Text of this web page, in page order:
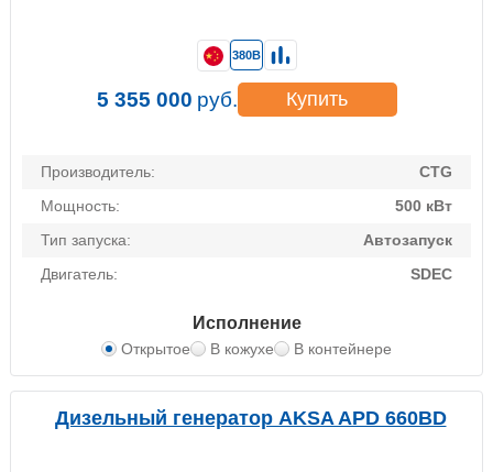
Производитель:
CTG
Мощность:
500 кВт
Тип запуска:
Автозапуск
Двигатель:
SDEC
Исполнение
Открытое В кожухе В контейнере
380В
5 355 000 руб. Купить
Дизельный генератор AKSA APD 660BD